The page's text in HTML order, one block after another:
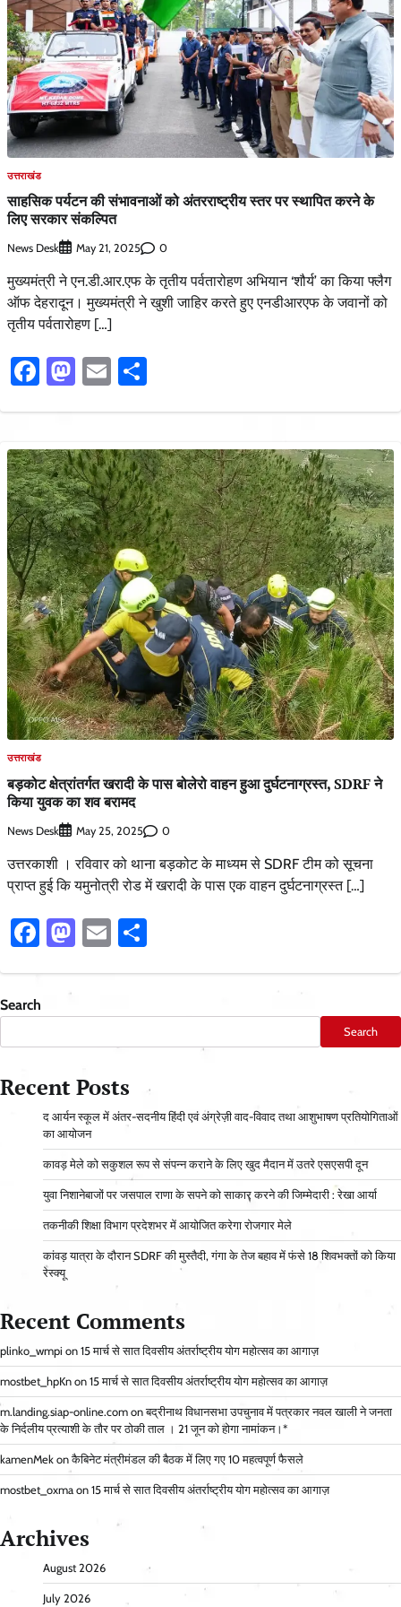
उत्तराखंड
साहसिक पर्यटन की संभावनाओं को अंतरराष्ट्रीय स्तर पर स्थापित करने के
लिए सरकार संकल्पित
News Desk May 21, 2025 0
मुख्यमंत्री ने एन.डी.आर.एफ के तृतीय पर्वतारोहण अभियान ‘शौर्य’ का किया फ्लैग
ऑफ देहरादून। मुख्यमंत्री ने खुशी जाहिर करते हुए एनडीआरएफ के जवानों को
तृतीय पर्वतारोहण […]
Facebook
Mastodon
Email
उत्तराखंड
बड़कोट क्षेत्रांतर्गत खरादी के पास बोलेरो वाहन हुआ दुर्घटनाग्रस्त, SDRF ने
किया युवक का शव बरामद
News Desk May 25, 2025 0
उत्तरकाशी । रविवार को थाना बड़कोट के माध्यम से SDRF टीम को सूचना
प्राप्त हुई कि यमुनोत्री रोड में खरादी के पास एक वाहन दुर्घटनाग्रस्त […]
Facebook
Mastodon
Email
Search
Search
Recent Posts
द आर्यन स्कूल में अंतर-सदनीय हिंदी एवं अंग्रेज़ी वाद-विवाद तथा आशुभाषण प्रतियोगिताओं
का आयोजन
कावड़ मेले को सकुशल रूप से संपन्न कराने के लिए खुद मैदान में उतरे एसएसपी दून
युवा निशानेबाजों पर जसपाल राणा के सपने को साकार करने की जिम्मेदारी : रेखा आर्या
तकनीकी शिक्षा विभाग प्रदेशभर में आयोजित करेगा रोजगार मेले
कांवड़ यात्रा के दौरान SDRF की मुस्तैदी, गंगा के तेज बहाव में फंसे 18 शिवभक्तों को किया
रेस्क्यू
Recent Comments
plinko_wmpi on 15 मार्च से सात दिवसीय अंतर्राष्ट्रीय योग महोत्सव का आगाज़
mostbet_hpKn on 15 मार्च से सात दिवसीय अंतर्राष्ट्रीय योग महोत्सव का आगाज़
m.landing.siap-online.com onबद्रीनाथ विधानसभा उपचुनाव में पत्रकार नवल खाली ने जनता
के निर्दलीय प्रत्याशी के तौर पर ठोकी ताल । 21 जून को होगा नामांकन।*
kamenMek onकैबिनेट मंत्रीमंडल की बैठक में लिए गए 10 महत्वपूर्ण फैसले
mostbet_oxma on 15 मार्च से सात दिवसीय अंतर्राष्ट्रीय योग महोत्सव का आगाज़
Archives
August 2026
July 2026